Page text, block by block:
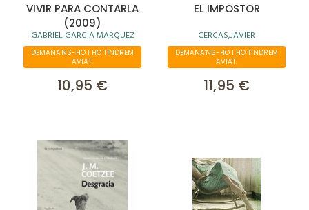
VIVIR PARA CONTARLA
(2009)
GABRIEL GARCIA MARQUEZ
DEMANA'NS-HO I HO TINDREM
AVIAT.
10,95 €
EL IMPOSTOR
CERCAS,JAVIER
DEMANA'NS-HO I HO TINDREM
AVIAT.
11,95 €